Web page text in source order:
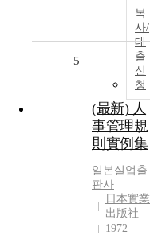
복
사/
대
출
신
청
5
(最新) 人
事管理規
則實例集
일본실업출
판사
日本實業
出版社
1972